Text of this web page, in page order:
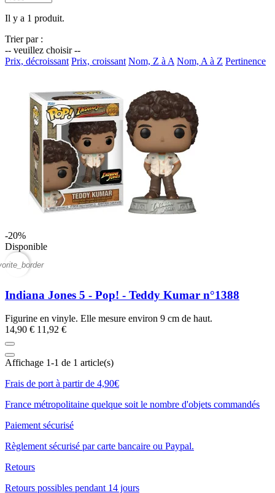
Il y a 1 produit.
Trier par :
-- veuillez choisir --
Prix, décroissant Prix, croissant Nom, Z à A Nom, A à Z Pertinence
-20%
Disponible
Indiana Jones 5 - Pop! - Teddy Kumar n°1388
Figurine en vinyle. Elle mesure environ 9 cm de haut.
14,90 € 11,92 €
Affichage 1-1 de 1 article(s)
Frais de port à partir de 4,90€
France métropolitaine quelque soit le nombre d'objets commandés
Paiement sécurisé
Règlement sécurisé par carte bancaire ou Paypal.
Retours
Retours possibles pendant 14 jours